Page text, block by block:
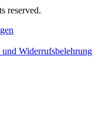
reserved.
Widerrufsbelehrung